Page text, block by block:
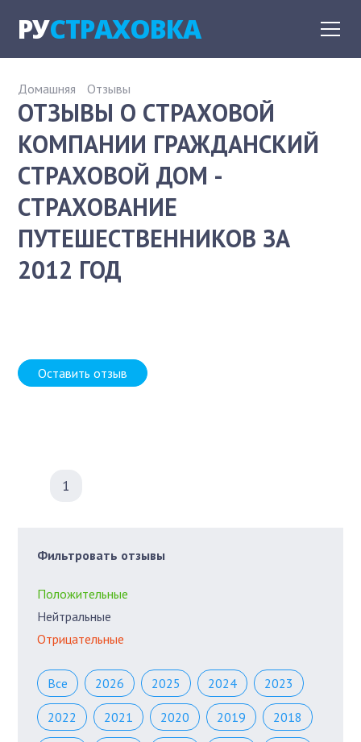
РУСТРАХОВКА
Домашняя Отзывы
ОТЗЫВЫ О СТРАХОВОЙ
КОМПАНИИ ГРАЖДАНСКИЙ
СТРАХОВОЙ ДОМ -
СТРАХОВАНИЕ
ПУТЕШЕСТВЕННИКОВ ЗА
2012 ГОД
Оставить отзыв
1
Фильтровать отзывы
Положительные
Нейтральные
Отрицательные
Все 2026 2025 2024 2023
2022 2021 2020 2019 2018